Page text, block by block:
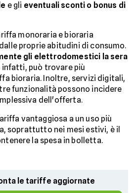
e gli eventuali sconti o bonus di
monoraria e bioraria
proprie abitudini di consumo.
gli elettrodomestici la sera
infatti, può trovare più
bioraria. Inoltre, servizi digitali,
funzionalità possono incidere
dell'offerta.
vantaggiosa a un uso più
soprattutto nei mesi estivi, è il
la spesa in bolletta.
le tariffe aggiornate